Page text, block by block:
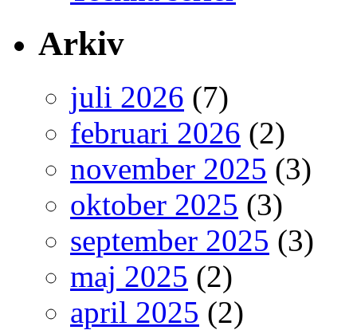
Arkiv
juli 2026 (7)
februari 2026 (2)
november 2025 (3)
oktober 2025 (3)
september 2025 (3)
maj 2025 (2)
april 2025 (2)